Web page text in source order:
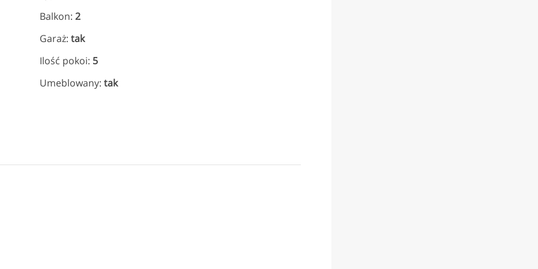
Balkon:2
Garaż:tak
Ilość pokoi: 5
Umeblowany:tak